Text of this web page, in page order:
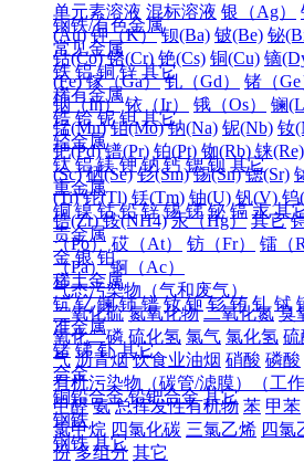
单元素溶液 混标溶液 银（Ag）
(Au) 钾（K） 钡(Ba) 铍(Be) 铋
钴(Co) 铬(Cr) 铯(Cs) 铜(Cu) 镝
(Fe) 镓（Ga） 钆（Gd） 锗（Ge
铟（In） 铱（Ir） 锇（Os） 镧
锰(Mn) 钼(Mo) 钠(Na) 铌(Nb) 钕
钯(Pd) 镨(Pr) 铂(Pt) 铷(Rb) 铼(Re)
(Sc) 硒(Se) 钐(Sm) 锡(Sn) 锶(Sr)
(Ti) 铊(Tl) 铥(Tm) 铀(U) 钒(V) 钨
锆(Zr) 铵(NH4) 汞（Hg） 其它
（Po） 砹（At） 钫（Fr） 镭（
（Pa） 锕（Ac）
气态污染物（气和废气）
二氧化硫 氮氧化物 二氧化氮 臭
氧化二磷 硫化氢 氯气 氯化氢 硫
气 沥青烟 饮食业油烟 硝酸 磷酸
有机污染物（碳管/滤膜）（工作
甲醛 氨 总挥发性有机物 苯 甲苯
氯甲烷 四氯化碳 三氯乙烯 四氯
份 多组分 其它
钢铁/有色金属
常见金属
铁 铝 铜 锌 其它
稀有金属
锆 铪 铌 钽 其它
轻金属
钛 铝 镁 钾 钠 钙 锶 钡 其它
重金属
铜 镍 钴 铅 锌 锡 锑 铋 镉 汞 其
贵金属
金 银 铂
稀土金属
钪 钇 镧 铈 镨 钕 钷 钐 铕 钆 铽
准金属
锗 锑 钋 其它
合金
铜铅合金 铅钯合金 其它
钢铁
钢铁 其它